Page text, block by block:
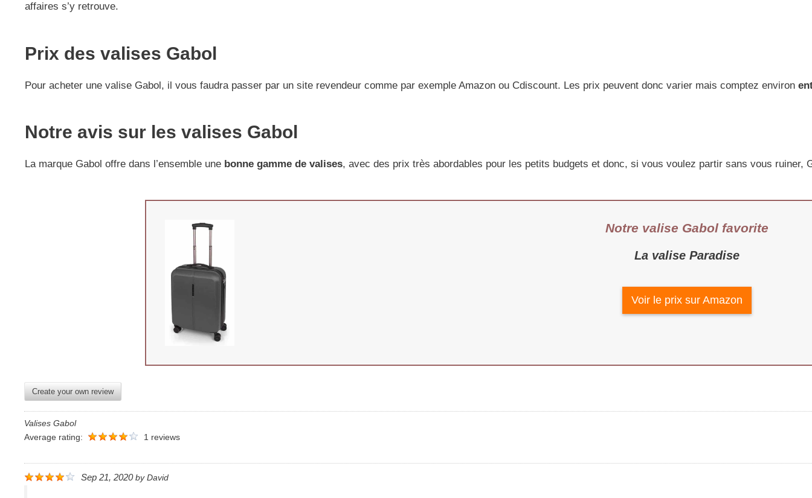
affaires s’y retrouve.
Prix des valises Gabol
Pour acheter une valise Gabol, il vous faudra passer par un site revendeur comme par exemple Amazon ou Cdiscount. Les prix peuvent donc varier mais comptez environ
Notre avis sur les valises Gabol
La marque Gabol offre dans l’ensemble une bonne gamme de valises, avec des prix très abordables pour les petits budgets et donc, si vous voulez partir sans vous ruiner,
Notre valise Gabol favorite
La valise Paradise
Voir le prix sur Amazon
Create your own review
Valises Gabol
Average rating:
1 reviews
Sep 21, 2020by David